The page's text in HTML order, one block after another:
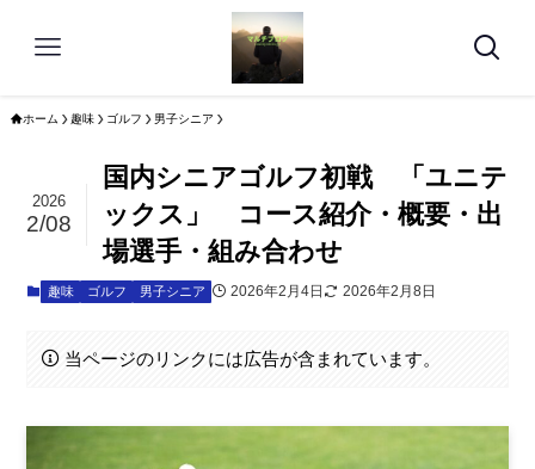
ホーム 趣味 ゴルフ 男子シニア
国内シニアゴルフ初戦 「ユニテ
ックス」 コース紹介・概要・出
場選手・組み合わせ
2026
2/08
趣味 ゴルフ 男子シニア 2026年2月4日 2026年2月8日
当ページのリンクには広告が含まれています。